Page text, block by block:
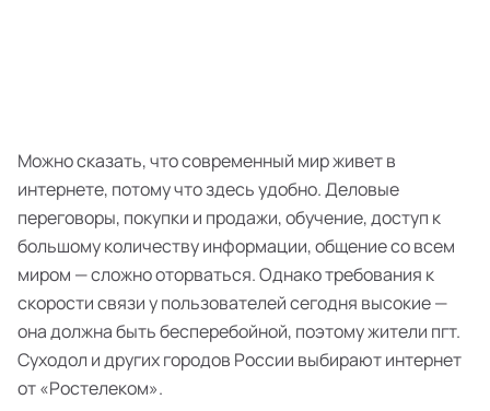
Можно сказать, что современный мир живет в
интернете, потому что здесь удобно. Деловые
переговоры, покупки и продажи, обучение, доступ к
большому количеству информации, общение со всем
миром — сложно оторваться. Однако требования к
скорости связи у пользователей сегодня высокие —
она должна быть бесперебойной, поэтому жители пгт.
Суходол и других городов России выбирают интернет
от «Ростелеком».